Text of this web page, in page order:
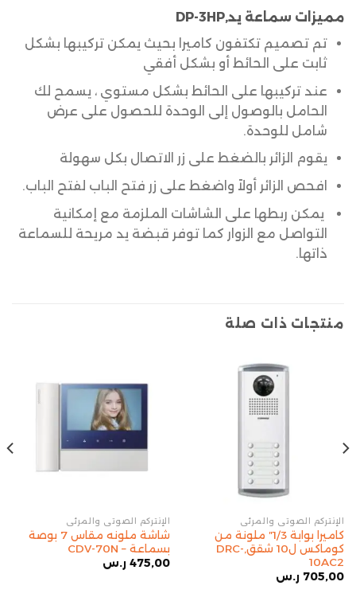
مميزات سماعة يد,DP-3HP
تم تصميم تكتفون كاميرا بحيث يمكن تركيبها بشكل
ثابت على الحائط أو بشكل أفقي
عند تركيبها على الحائط بشكل مستوي ، يسمح لك
الحامل بالوصول إلى الوحدة للحصول على عرض
شامل للوحدة.
يقوم الزائر بالضغط على زر الاتصال بكل سهولة
افحص الزائر أولاً واضغط على زر فتح الباب لفتح الباب.
يمكن ربطها على الشاشات الملزمة مع إمكانية
التواصل مع الزوار كما توفر قبضة يد مريحة للسماعة
ذاتها.
منتجات ذات صلة
الإنتركم الصوتي والمرئي
كاميرا بوابة 1/3″ ملونة من
كوماكس ل10 شقق,DRC-
10AC2
705,00 ر.س
الإنتركم الصوتي والمرئي
شاشة ملونه مقاس 7 بوصة
بسماعة – CDV-70N
475,00 ر.س